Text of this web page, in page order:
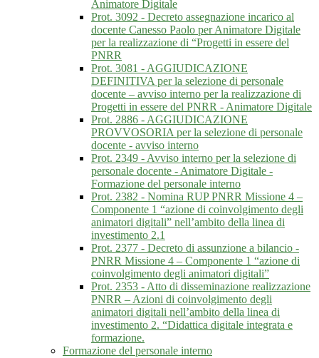
Animatore Digitale
Prot. 3092 - Decreto assegnazione incarico al
docente Canesso Paolo per Animatore Digitale
per la realizzazione di “Progetti in essere del
PNRR
Prot. 3081 - AGGIUDICAZIONE
DEFINITIVA per la selezione di personale
docente – avviso interno per la realizzazione di
Progetti in essere del PNRR - Animatore Digitale
Prot. 2886 - AGGIUDICAZIONE
PROVVOSORIA per la selezione di personale
docente - avviso interno
Prot. 2349 - Avviso interno per la selezione di
personale docente - Animatore Digitale -
Formazione del personale interno
Prot. 2382 - Nomina RUP PNRR Missione 4 –
Componente 1 “azione di coinvolgimento degli
animatori digitali” nell’ambito della linea di
investimento 2.1
Prot. 2377 - Decreto di assunzione a bilancio -
PNRR Missione 4 – Componente 1 “azione di
coinvolgimento degli animatori digitali”
Prot. 2353 - Atto di disseminazione realizzazione
PNRR – Azioni di coinvolgimento degli
animatori digitali nell’ambito della linea di
investimento 2. “Didattica digitale integrata e
formazione.
Formazione del personale interno